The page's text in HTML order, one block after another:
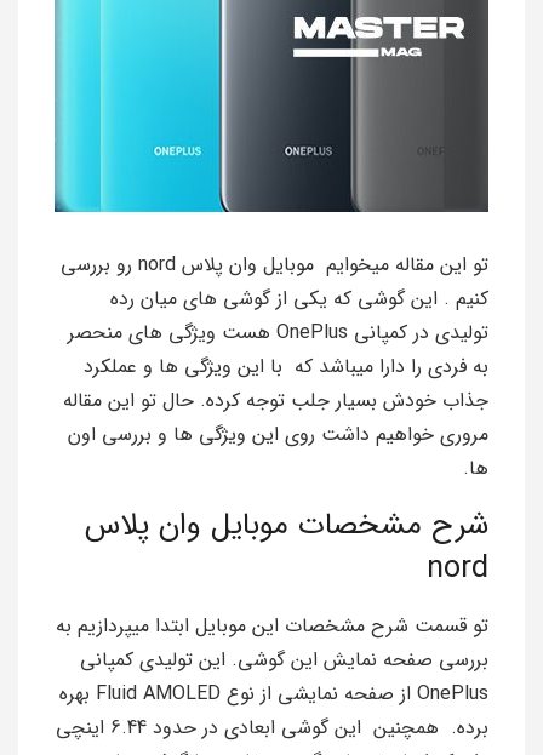
تو این مقاله میخوایم موبایل وان پلاس nord رو بررسی
کنیم . این گوشی که یکی از گوشی های میان رده
تولیدی در کمپانی OnePlus هست ویژگی های منحصر
به فردی را دارا میباشد که با این ویژگی ها و عملکرد
جذاب خودش بسیار جلب توجه کرده. حال تو این مقاله
مروری خواهیم داشت روی این ویژگی ها و بررسی اون
ها.
شرح مشخصات موبایل وان پلاس
nord
تو قسمت شرح مشخصات این موبایل ابتدا میپردازیم به
بررسی صفحه نمایش این گوشی. این تولیدی کمپانی
OnePlus از صفحه نمایشی از نوع Fluid AMOLED بهره
برده. همچنین این گوشی ابعادی در حدود 6.44 اینچی